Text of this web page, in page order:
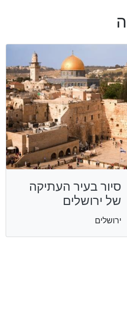
סיור בעיר העתיקה
של ירושלים
ירושלים